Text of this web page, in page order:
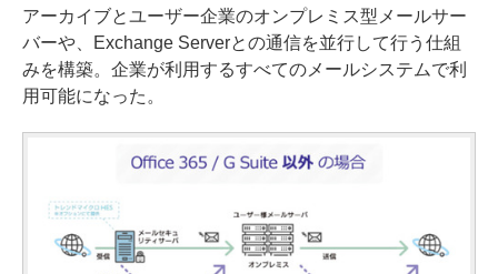
アーカイブとユーザー企業のオンプレミス型メールサー
バーや、Exchange Serverとの通信を並行して行う仕組
みを構築。企業が利用するすべてのメールシステムで利
用可能になった。